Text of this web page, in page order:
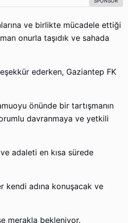
ve birlikte mücadele ettiği
onurla taşıdık ve sahada
ederken, Gaziantep FK
önünde bir tartışmanın
davranmaya ve yetkili
adaleti en kısa sürede
kendi adına konuşacak ve
merakla bekleniyor.